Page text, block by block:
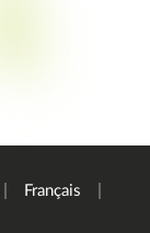
Français